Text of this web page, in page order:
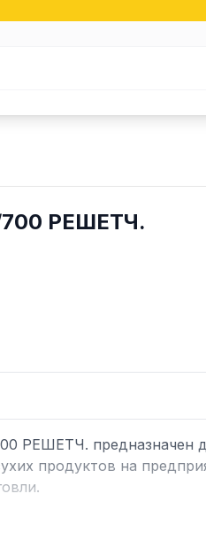
РЕШЕТЧ.
РЕШЕТЧ. предназначен
продуктов на